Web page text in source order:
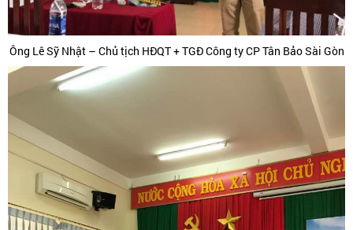
Ông Lê Sỹ Nhật – Chủ tịch HĐQT + TGĐ Công ty CP Tân Bảo Sài Gòn